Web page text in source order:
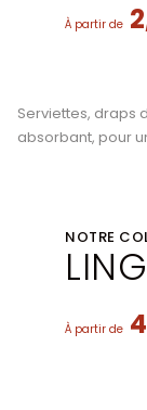
À partir de
Serviettes, draps
absorbant, pour
NOTRE
À partir de